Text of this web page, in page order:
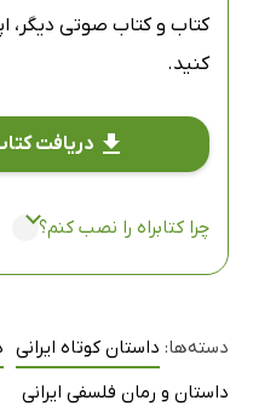
کتاب و کتاب صوتی دیگر،
کنید.
دریافت
چرا کتابراه را نصب کنم؟
دسته‌ها: داستان کوتاه ایرانی
داستان و رمان فلسفی ایرانی